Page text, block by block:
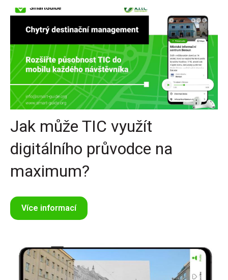
Jak může TIC využít
digitálního průvodce na
maximum?
Více informací